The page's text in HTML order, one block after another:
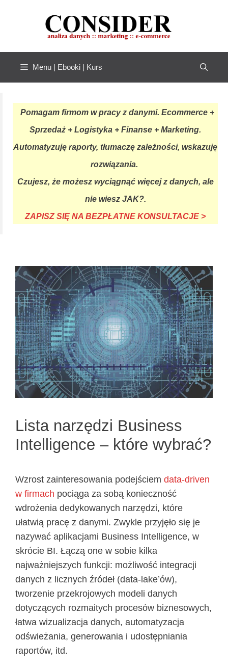
Menu | Ebooki | Kurs
Pomagam firmom w pracy z danymi. Ecommerce +
Sprzedaż + Logistyka + Finanse + Marketing.
Automatyzuję raporty, tłumaczę zależności, wskazuję
rozwiązania.
Czujesz, że możesz wyciągnąć więcej z danych, ale
nie wiesz JAK?.
ZAPISZ SIĘ NA BEZPŁATNE KONSULTACJE >
Lista narzędzi Business
Intelligence – które wybrać?
Wzrost zainteresowania podejściem data-driven
w firmach pociąga za sobą konieczność
wdrożenia dedykowanych narzędzi, które
ułatwią pracę z danymi. Zwykle przyjęło się je
nazywać aplikacjami Business Intelligence, w
skrócie BI. Łączą one w sobie kilka
najważniejszych funkcji: możliwość integracji
danych z licznych źródeł (data-lake’ów),
tworzenie przekrojowych modeli danych
dotyczących rozmaitych procesów biznesowych,
łatwa wizualizacja danych, automatyzacja
odświeżania, generowania i udostępniania
raportów, itd.